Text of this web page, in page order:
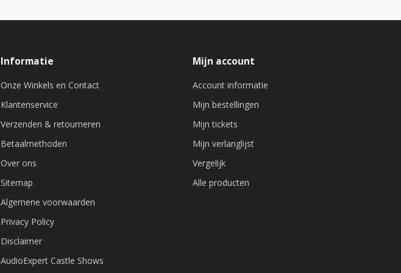
Informatie
Onze Winkels en Contact
Klantenservice
Verzenden & retourneren
Betaalmethoden
Over ons
Sitemap
Algemene voorwaarden
Privacy Policy
Disclaimer
AudioExpert Castle Shows
Mijn account
Account informatie
Mijn bestellingen
Mijn tickets
Mijn verlanglijst
Vergelijk
Alle producten